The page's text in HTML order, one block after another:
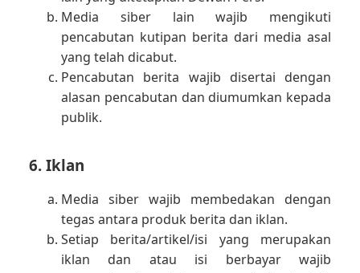
Media siber lain wajib mengikuti
pencabutan kutipan berita dari media asal
yang telah dicabut.
Pencabutan berita wajib disertai dengan
alasan pencabutan dan diumumkan kepada
publik.
6. Iklan
Media siber wajib membedakan dengan
tegas antara produk berita dan iklan.
Setiap berita/artikel/isi yang merupakan
iklan dan atau isi berbayar wajib